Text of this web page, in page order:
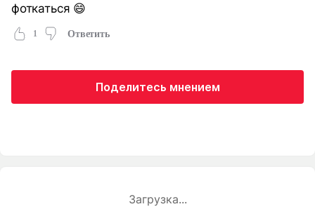
фоткаться 😄
1 Ответить
Поделитесь мнением
Загрузка...